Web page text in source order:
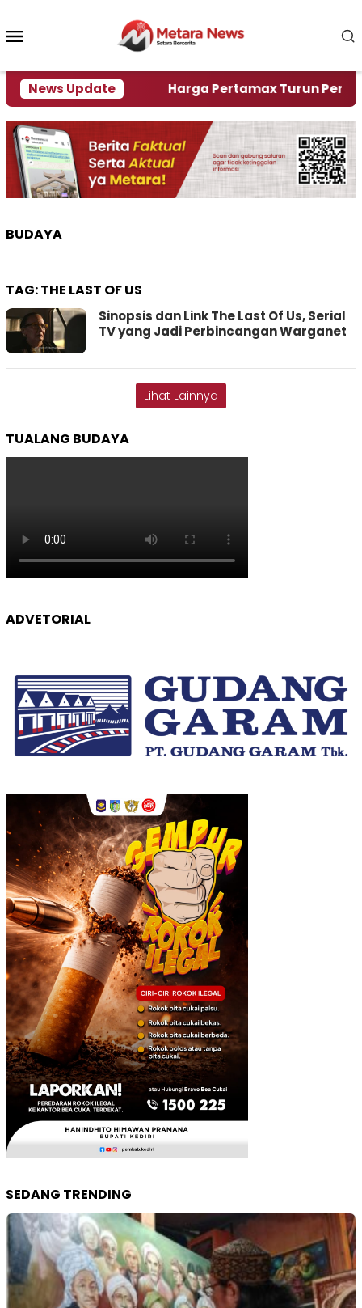
konten
News Update
Krisi Air Harga Pertamax Turun Per Hari
BUDAYA
TAG:THE LAST OF US
Sinopsis dan Link The Last Of Us, Serial
TV yang Jadi Perbincangan Warganet
Lihat Lainnya
TUALANG BUDAYA
ADVETORIAL
SEDANG TRENDING